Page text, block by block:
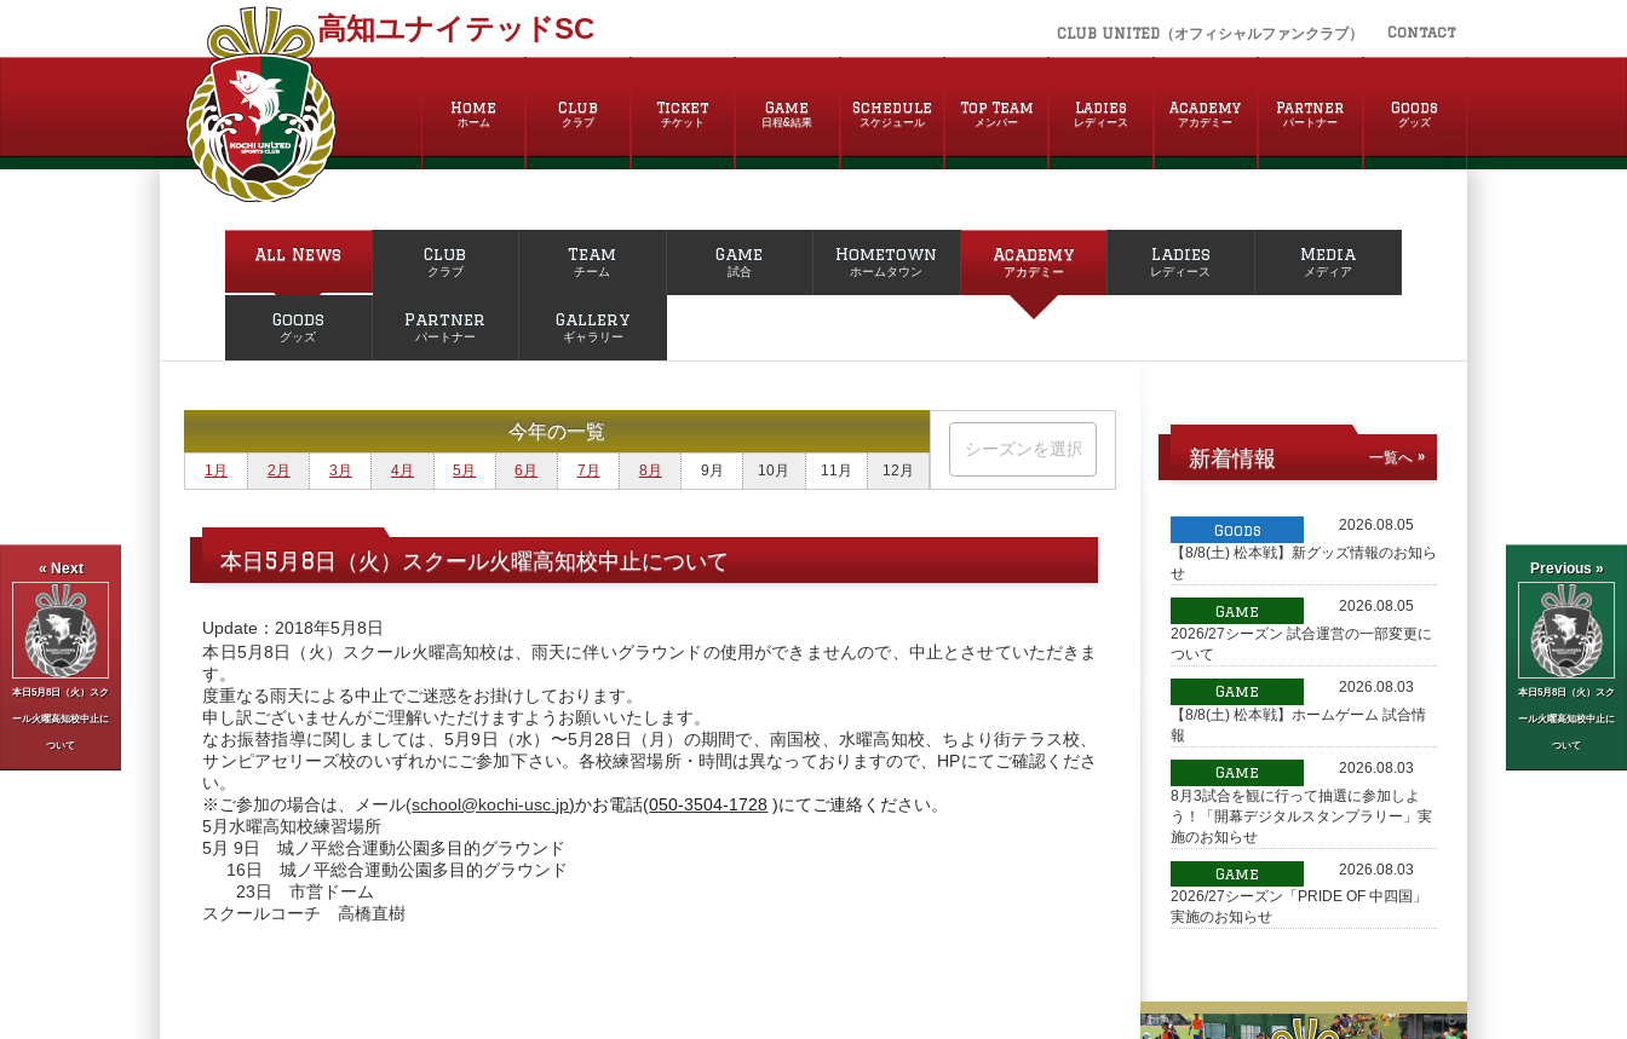
高知ユナイテッドSC CLUB UNITED（オフィシャルファンクラブ） Contact
Home
ホーム
Club
クラブ
Ticket
チケット
Game
日程&結果
Schedule
スケジュール
Top Team
メンバー
Ladies
レディース
Academy
アカデミー
Partner
パートナー
Goods
グッズ
« Next
本日5月8日（火）スク
ール火曜高知校中止​に
ついて
Previous »
本日5月8日（火）スク
ール火曜高知校中止​に
ついて
All News Club
クラブ
Team
チーム
Game
試合
Hometown
ホームタウン
Academy
アカデミー
Ladies
レディース
Media
メディア
Goods
グッズ
Partner
パートナー
Gallery
ギャラリー
今年の一覧
1月 2月 3月 4月 5月 6月 7月 8月 9月 10月 11月 12月
本日5月8日（火）スクール火曜高知校中止​について
Update：2018年5月8日
本日5月8日（火）スクール火曜高知校は、雨天に伴いグラウンドの使用ができませんので、 中止 とさせていただきま
す。
度重なる雨天による中止でご迷惑をお掛けしております。
申し訳ございませんがご理解いただけますようお願いいたします。
なお振替指導に関しましては、5月9日（水）〜5月28日（月） の期間で、南国校、水曜高知校、ちより街テラス校、
サンピアセリ ーズ校のいずれかにご参加下さい。各校練習場所・時間は異なっておりますので、HPにてご確認くださ
い。
※ご参加の場合は、メール(school@kochi-usc. jp)かお電話(050-3504-1728 )にてご連絡ください。
5月水曜高知校練習場所
5月 9日 城ノ平総合運動公園多目的グラウンド
16日 城ノ平総合運動公園多目的グラウンド
23日 市営ドーム
スクールコーチ 高橋直樹
新着情報 一覧へ »
Goods
2026.08.05
【8/8(土) 松本戦】新グッズ情報のお知ら
せ
Game
2026.08.05
2026/27シーズン 試合運営の一部変更に
ついて
Game
2026.08.03
【8/8(土) 松本戦】ホームゲーム 試合情
報
Game
2026.08.03
8月3試合を観に行って抽選に参加しよ
う！「開幕デジタルスタンプラリー」実
施のお知らせ
Game
2026.08.03
2026/27シーズン「PRIDE OF 中四国」
実施のお知らせ